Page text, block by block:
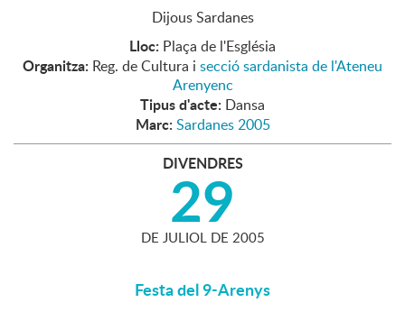
Dijous Sardanes
Lloc: Plaça de l'Església
Organitza: Reg. de Cultura i secció sardanista de l'Ateneu
Arenyenc
Tipus d'acte: Dansa
Marc: Sardanes 2005
DIVENDRES
29
DE JULIOL DE 2005
Festa del 9-Arenys